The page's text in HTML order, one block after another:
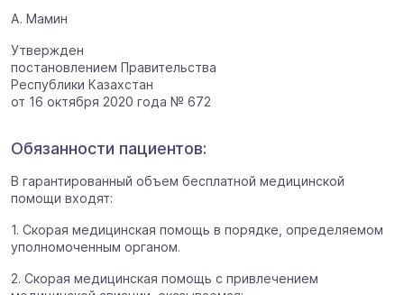
А. Мамин
Утвержден
постановлением Правительства
Республики Казахстан
от 16 октября 2020 года № 672
Обязанности пациентов:
В гарантированный объем бесплатной медицинской
помощи входят:
1. Скорая медицинская помощь в порядке, определяемом
уполномоченным органом.
2. Скорая медицинская помощь с привлечением